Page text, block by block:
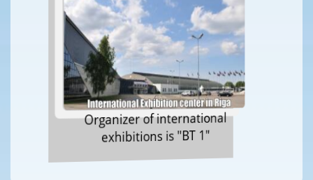
Organizer of international
exhibitions is "BT 1"